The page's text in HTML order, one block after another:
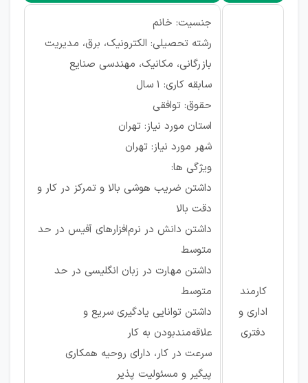
کارمند
اداری و
دفتری
جنسیت: خانم
رشته تحصیلی: الکترونیک، برق، مدیریت
بازرگانی، مکانیک، مهندسی صنایع
سابقه کاری: ۱ سال
حقوق: توافقی
استان مورد نیاز: تهران
شهر مورد نیاز: تهران
ویژگی ها:
داشتن ضریب هوشی بالا و تمرکز در کار و
دقت بالا
داشتن دانش در نرم‌افزارهای آفیس در حد
متوسط
داشتن مهارت در زبان انگلیسی در حد
متوسط
داشتن توانایی یادگیری سریع و
علاقه‌مندبودن به کار
سرعت در کار، دارای روحیه همکاری
پیگیر و مسئولیت پذیر